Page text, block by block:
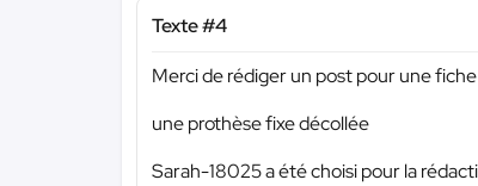
Texte #4
Merci de rédiger un post pour une
une prothèse fixe décollée
Sarah-18025 a été choisi pour la